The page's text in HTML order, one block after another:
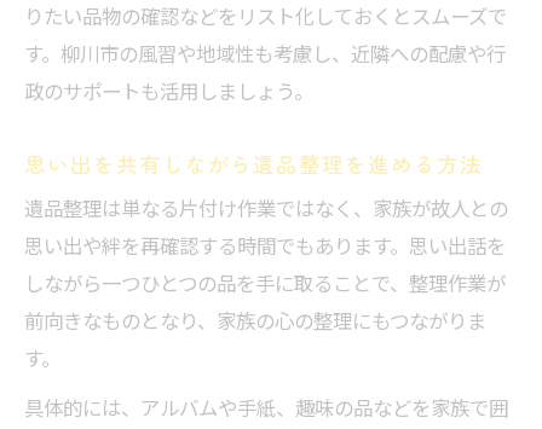
りたい品物の確認などをリスト化しておくとスムーズで
す。柳川市の風習や地域性も考慮し、近隣への配慮や行
政のサポートも活用しましょう。
思い出を共有しながら遺品整理を進める方法
遺品整理は単なる片付け作業ではなく、家族が故人との
思い出や絆を再確認する時間でもあります。思い出話を
しながら一つひとつの品を手に取ることで、整理作業が
前向きなものとなり、家族の心の整理にもつながりま
す。
具体的には、アルバムや手紙、趣味の品などを家族で囲